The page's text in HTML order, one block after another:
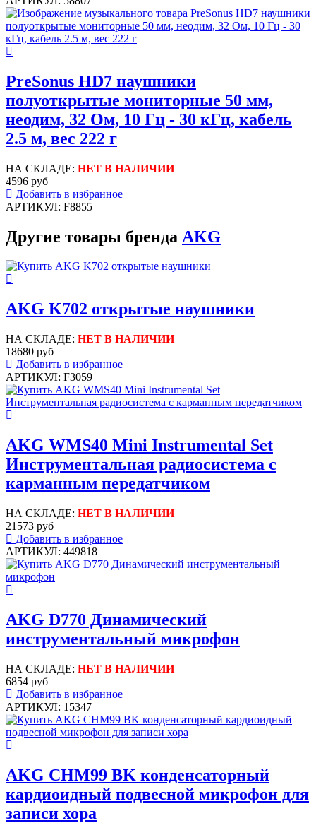
PreSonus HD7 наушники
полуоткрытые мониторные 50 мм,
неодим, 32 Ом, 10 Гц - 30 кГц, кабель
2.5 м, вес 222 г
НА СКЛАДЕ: НЕТ В НАЛИЧИИ
4596 руб
Добавить в избранное
АРТИКУЛ: F8855
Другие товары бренда AKG
AKG K702 открытые наушники
НА СКЛАДЕ: НЕТ В НАЛИЧИИ
18680 руб
Добавить в избранное
АРТИКУЛ: F3059
AKG WMS40 Mini Instrumental Set
Инструментальная радиосистема с
карманным передатчиком
НА СКЛАДЕ: НЕТ В НАЛИЧИИ
21573 руб
Добавить в избранное
АРТИКУЛ: 449818
AKG D770 Динамический
инструментальный микрофон
НА СКЛАДЕ: НЕТ В НАЛИЧИИ
6854 руб
Добавить в избранное
АРТИКУЛ: 15347
AKG CHM99 BK конденсаторный
кардиоидный подвесной микрофон для
записи хора